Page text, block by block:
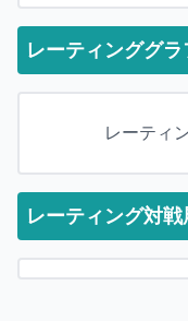
レーティンググラ
レーティ
レーティング対戦